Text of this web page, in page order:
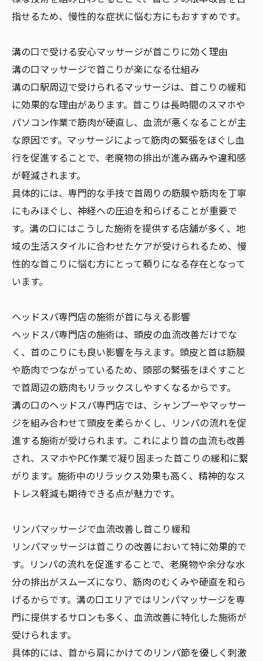
指せるため、慢性的な症状に悩む方にもおすすめです。
溝の口で受ける安心マッサージが首こりに効く理由
溝の口マッサージで首こりが楽になる仕組み
溝の口駅周辺で受けられるマッサージは、首こりの緩和
に効果的な理由があります。首こりは長時間のスマホや
パソコン作業で筋肉が硬直し、血流が悪くなることが主
な原因です。マッサージによって筋肉の緊張をほぐし血
行を促進することで、老廃物の排出が進み痛みや違和感
が軽減されます。
具体的には、専門的な手技で首周りの筋膜や筋肉を丁寧
にもみほぐし、神経への圧迫を和らげることが重要で
す。溝の口にはこうした施術を提供する店舗が多く、地
域の生活スタイルに合わせたケアが受けられるため、慢
性的な首こりに悩む方にとって頼りになる存在となって
います。
ヘッドスパ専門店の施術が首に与える影響
ヘッドスパ専門店の施術は、頭皮の血流改善だけでな
く、首のこりにも良い影響を与えます。頭皮と首は筋膜
や筋肉でつながっているため、頭部の緊張をほぐすこと
で首周辺の筋肉もリラックスしやすくなるからです。
溝の口のヘッドスパ専門店では、シャンプーやマッサー
ジを組み合わせて頭皮を柔らかくし、リンパの流れを促
進する施術が受けられます。これにより首の血流も改善
され、スマホやPC作業で凝り固まった首こりの緩和に繋
がります。施術中のリラックス効果も高く、精神的なス
トレス軽減も期待できる点が魅力です。
リンパマッサージで血流改善し首こり緩和
リンパマッサージは首こりの改善において特に効果的で
す。リンパの流れを促進することで、老廃物や余分な水
分の排出がスムーズになり、筋肉のむくみや硬直を和ら
げるからです。溝の口エリアではリンパマッサージを専
門に提供するサロンも多く、血流改善に特化した施術が
受けられます。
具体的には、首から肩にかけてのリンパ節を優しく刺激